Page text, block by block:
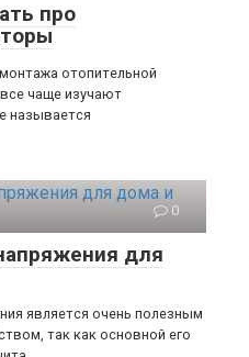
про
отопительной
чаще изучают
называется
0
для
является очень полезным
так как основной его